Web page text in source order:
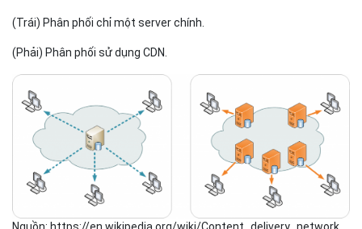
(Trái) Phân phối chỉ một server chính.
(Phải) Phân phối sử dụng CDN.